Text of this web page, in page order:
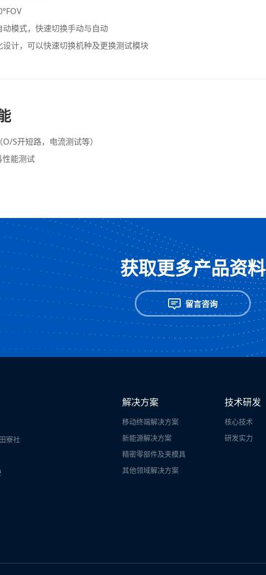
动模式，快速切换手动与自动
设计，可以快速切换机种及更换测试模块
S开短路，电流测试等）
性能测试
获取更多产品资料
留言咨询
寮社
解决方案
移动终端解决方案
新能源解决方案
精密零部件及夹模具
其他领域解决方案
技术研发
核心技术
研发实力